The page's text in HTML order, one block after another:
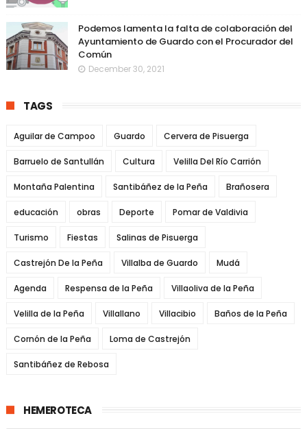
Podemos lamenta la falta de colaboración del
Ayuntamiento de Guardo con el Procurador del
Común
December 30, 2021
TAGS
Aguilar de Campoo Guardo Cervera de Pisuerga
Barruelo de Santullán Cultura Velilla Del Río Carrión
Montaña Palentina Santibáñez de la Peña Brañosera
educación obras Deporte Pomar de Valdivia
Turismo Fiestas Salinas de Pisuerga
Castrejón De la Peña Villalba de Guardo Mudá
Agenda Respensa de la Peña Villaoliva de la Peña
Velilla de la Peña Villallano Villacibio Baños de la Peña
Cornón de la Peña Loma de Castrejón
Santibáñez de Rebosa
HEMEROTECA